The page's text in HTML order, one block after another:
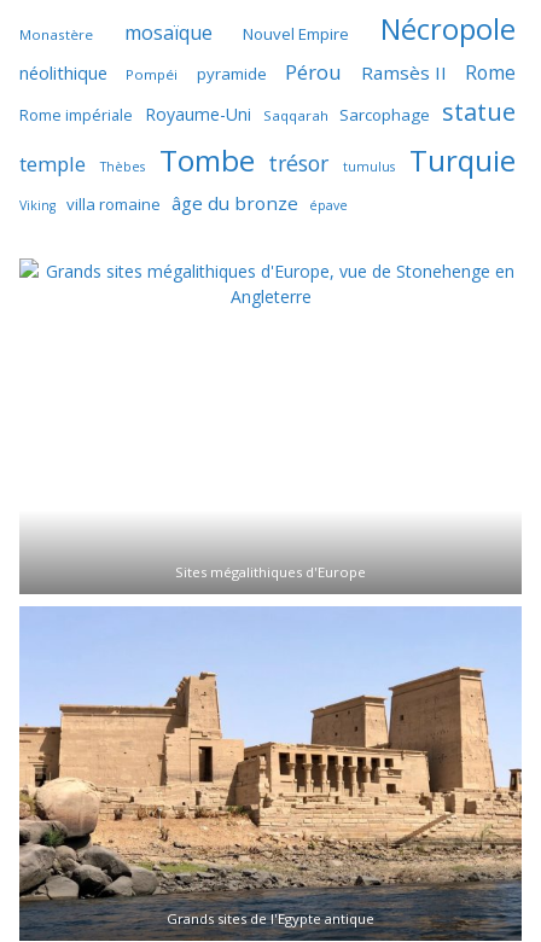
Monastère mosaïque Nouvel Empire Nécropole
néolithique Pompéi pyramide Pérou Ramsès II Rome
Rome impériale Royaume-Uni Saqqarah Sarcophage statue
temple Thèbes Tombe trésor tumulus Turquie
Viking villa romaine âge du bronze épave
Sites mégalithiques d'Europe
Grands sites de l'Egypte antique